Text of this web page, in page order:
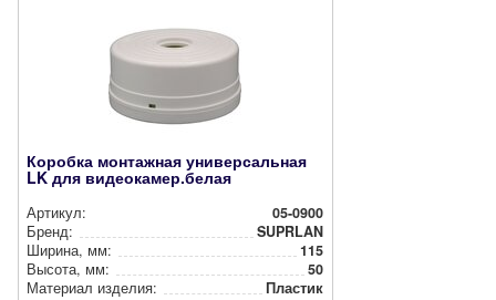
Коробка монтажная универсальная
LK для видеокамер.белая
Артикул:
05-0900
Бренд:
SUPRLAN
Ширина, мм:
115
Высота, мм:
50
Материал изделия:
Пластик